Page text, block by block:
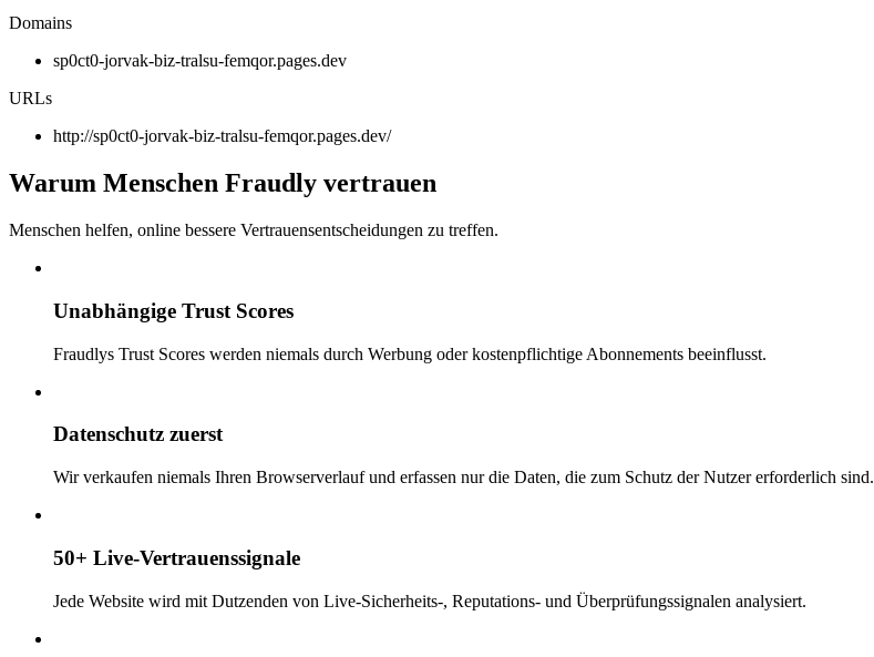
Domains
sp0ct0-jorvak-biz-tralsu-femqor.pages.dev
URLs
http://sp0ct0-jorvak-biz-tralsu-femqor.pages.dev/
Warum Menschen Fraudly vertrauen
Menschen helfen, online bessere Vertrauensentscheidungen zu treffen.
Unabhängige Trust Scores
Fraudlys Trust Scores werden niemals durch Werbung oder kostenpflichtige Abonnements beeinflusst.
Datenschutz zuerst
Wir verkaufen niemals Ihren Browserverlauf und erfassen nur die Daten, die zum Schutz der Nutzer erforderlich sind.
50+ Live-Vertrauenssignale
Jede Website wird mit Dutzenden von Live-Sicherheits-, Reputations- und Überprüfungssignalen analysiert.